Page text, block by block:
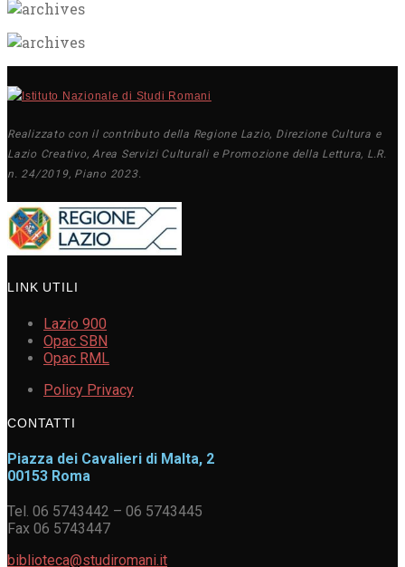
Realizzato con il contributo della Regione Lazio, Direzione Cultura e
Lazio Creativo, Area Servizi Culturali e Promozione della Lettura, L.R.
n. 24/2019, Piano 2023.
LINK UTILI
Lazio 900
Opac SBN
Opac RML
Policy Privacy
CONTATTI
Piazza dei Cavalieri di Malta, 2
00153 Roma
Tel. 06 5743442 – 06 5743445
Fax 06 5743447
biblioteca@studiromani.it